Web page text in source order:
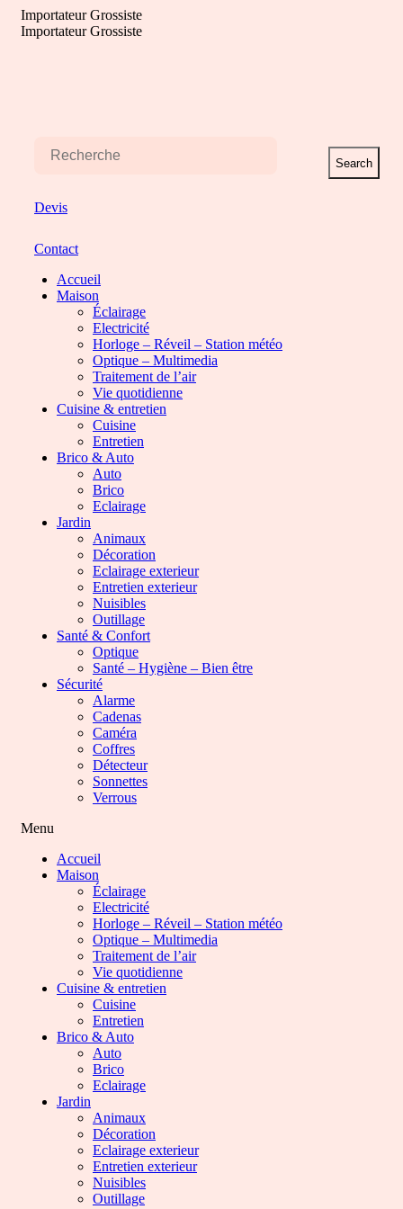
Aller
Importateur Grossiste
Importateur Grossiste
Search
Devis
Contact
Accueil
Maison
Éclairage
Electricité
Horloge – Réveil – Station météo
Optique – Multimedia
Traitement de l’air
Vie quotidienne
Cuisine & entretien
Cuisine
Entretien
Brico & Auto
Auto
Brico
Eclairage
Jardin
Animaux
Décoration
Eclairage exterieur
Entretien exterieur
Nuisibles
Outillage
Santé & Confort
Optique
Santé – Hygiène – Bien être
Sécurité
Alarme
Cadenas
Caméra
Coffres
Détecteur
Sonnettes
Verrous
Menu
Accueil
Maison
Éclairage
Electricité
Horloge – Réveil – Station météo
Optique – Multimedia
Traitement de l’air
Vie quotidienne
Cuisine & entretien
Cuisine
Entretien
Brico & Auto
Auto
Brico
Eclairage
Jardin
Animaux
Décoration
Eclairage exterieur
Entretien exterieur
Nuisibles
Outillage